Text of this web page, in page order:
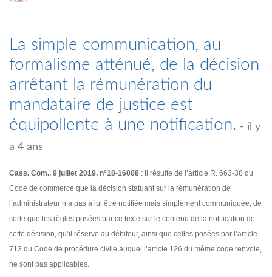
La simple communication, au
formalisme atténué, de la décision
arrêtant la rémunération du
mandataire de justice est
équipollente à une notification. - il y
a 4 ans
Cass. Com., 9 juillet 2019, n°18-16008 : Il résulte de l’article R. 663-38 du
Code de commerce que la décision statuant sur la rémunération de
l’administrateur n’a pas à lui être notifiée mais simplement communiquée, de
sorte que les règles posées par ce texte sur le contenu de la notification de
cette décision, qu’il réserve au débiteur, ainsi que celles posées par l’article
713 du Code de procédure civile auquel l’article 126 du même code renvoie,
ne sont pas applicables.